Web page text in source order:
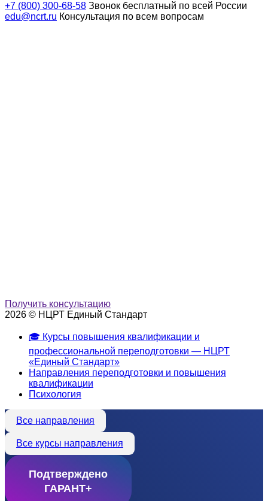
+7 (800) 300-68-58 Звонок бесплатный по всей России
edu@ncrt.ru Консультация по всем вопросам
Получить консультацию
2026 © НЦРТ Единый Стандарт
🎓 Курсы повышения квалификации и
профессиональной переподготовки — НЦРТ
«Единый Стандарт»
Направления переподготовки и повышения
квалификации
Психология
Все направления
Все курсы направления
Подтверждено
ГАРАНТ+